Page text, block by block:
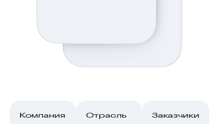
Компания
Отрасль
Заказчики